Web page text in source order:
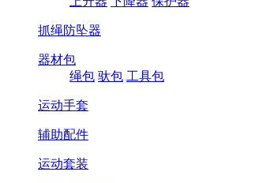
抓绳防坠器
器材包
绳包 驮包 工具包
运动手套
辅助配件
运动套装